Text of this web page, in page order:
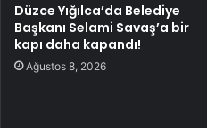
Düzce Yığılca’da Belediye
Başkanı Selami Savaş’a bir
kapı daha kapandı!
Ağustos 8, 2026